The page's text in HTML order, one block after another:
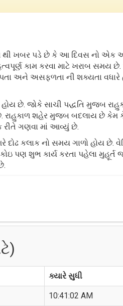
ખબર પડે છે કે આ દિવસ નો એક
કામ કરવા માટે ખરાબ સમય
અને અસફળતા ની શક્યતા વધારે
છે. જોકે સાચી પદ્ધતિ મુજબ
રાહુકાળ શહેર મુજબ બદલાય છે કેમ
રીતે ગણવા માં આવ્યું છે.
કલાક નો સમય ગાળો હોય છે.
પણ શુભ કાર્ય કરતા પહેલા મુહૂર્ત
ક્યારે સુધી
10:41:02 AM